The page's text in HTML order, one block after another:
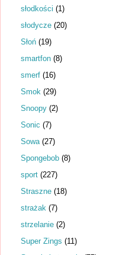
słodkości (1)
słodycze (20)
Słoń (19)
smartfon (8)
smerf (16)
Smok (29)
Snoopy (2)
Sonic (7)
Sowa (27)
Spongebob (8)
sport (227)
Straszne (18)
strażak (7)
strzelanie (2)
Super Zings (11)